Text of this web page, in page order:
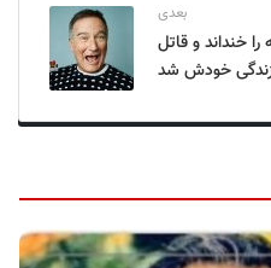
بعدی
را خنداند و قاتل
خودش شد